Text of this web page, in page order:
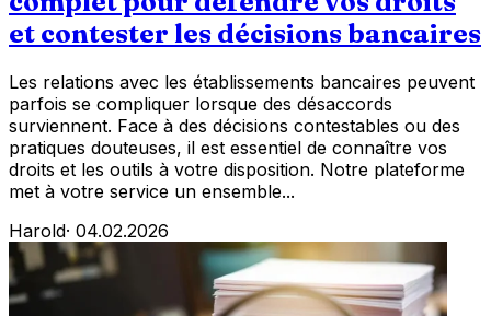
et contester les décisions bancaires
Les relations avec les établissements bancaires peuvent
parfois se compliquer lorsque des désaccords
surviennent. Face à des décisions contestables ou des
pratiques douteuses, il est essentiel de connaître vos
droits et les outils à votre disposition. Notre plateforme
met à votre service un ensemble...
Harold· 04.02.2026